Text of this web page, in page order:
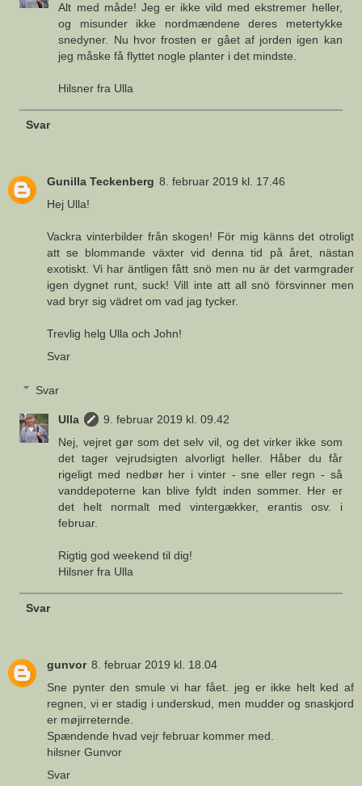
Alt med måde! Jeg er ikke vild med ekstremer heller,
og misunder ikke nordmændene deres metertykke
snedyner. Nu hvor frosten er gået af jorden igen kan
jeg måske få flyttet nogle planter i det mindste.
Hilsner fra Ulla
Svar
Gunilla Teckenberg 8. februar 2019 kl. 17.46
Hej Ulla!
Vackra vinterbilder från skogen! För mig känns det otroligt
att se blommande växter vid denna tid på året, nästan
exotiskt. Vi har äntligen fått snö men nu är det varmgrader
igen dygnet runt, suck! Vill inte att all snö försvinner men
vad bryr sig vädret om vad jag tycker.
Trevlig helg Ulla och John!
Svar
Svar
Ulla
9. februar 2019 kl. 09.42
Nej, vejret gør som det selv vil, og det virker ikke som
det tager vejrudsigten alvorligt heller. Håber du får
rigeligt med nedbør her i vinter - sne eller regn - så
vanddepoterne kan blive fyldt inden sommer. Her er
det helt normalt med vintergækker, erantis osv. i
februar.
Rigtig god weekend til dig!
Hilsner fra Ulla
Svar
gunvor 8. februar 2019 kl. 18.04
Sne pynter den smule vi har fået. jeg er ikke helt ked af
regnen, vi er stadig i underskud, men mudder og snaskjord
er møjirreternde.
Spændende hvad vejr februar kommer med.
hilsner Gunvor
Svar